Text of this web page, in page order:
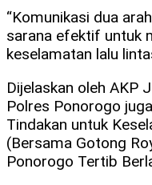
“Komunikasi dua
sarana efektif untuk
keselamatan lalu
Dijelaskan oleh AKP
Polres Ponorogo
Tindakan untuk
(Bersama Gotong
Ponorogo Tertib